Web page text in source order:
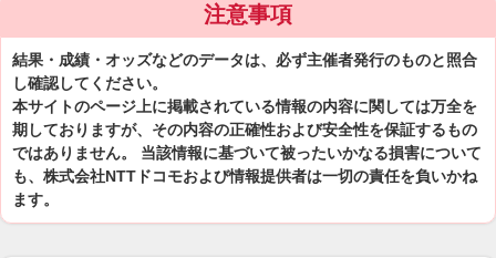
注意事項
結果・成績・オッズなどのデータは、必ず主催者発行のものと照合
し確認してください。
本サイトのページ上に掲載されている情報の内容に関しては万全を
期しておりますが、その内容の正確性および安全性を保証するもの
ではありません。 当該情報に基づいて被ったいかなる損害について
も、株式会社NTTドコモおよび情報提供者は一切の責任を負いかね
ます。